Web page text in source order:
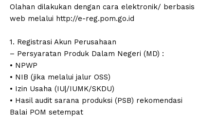
Olahan dilakukan dengan cara elektronik/ berbasis
web melalui http://e-reg.pom.go.id
1. Registrasi Akun Perusahaan
– Persyaratan Produk Dalam Negeri (MD) :
• NPWP
• NIB (jika melalui jalur OSS)
• Izin Usaha (IU|/IUMK/SKDU)
• Hasil audit sarana produksi (PSB) rekomendasi
Balai POM setempat